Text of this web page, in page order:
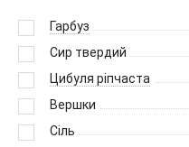
Гарбуз
Сир твердий
Цибуля ріпчаста
Вершки
Сіль